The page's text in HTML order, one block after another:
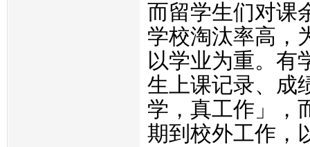
而留学生们对课
学校淘汰率高，
以学业为重。有
生上课记录、成
学，真工作」，
期到校外工作，